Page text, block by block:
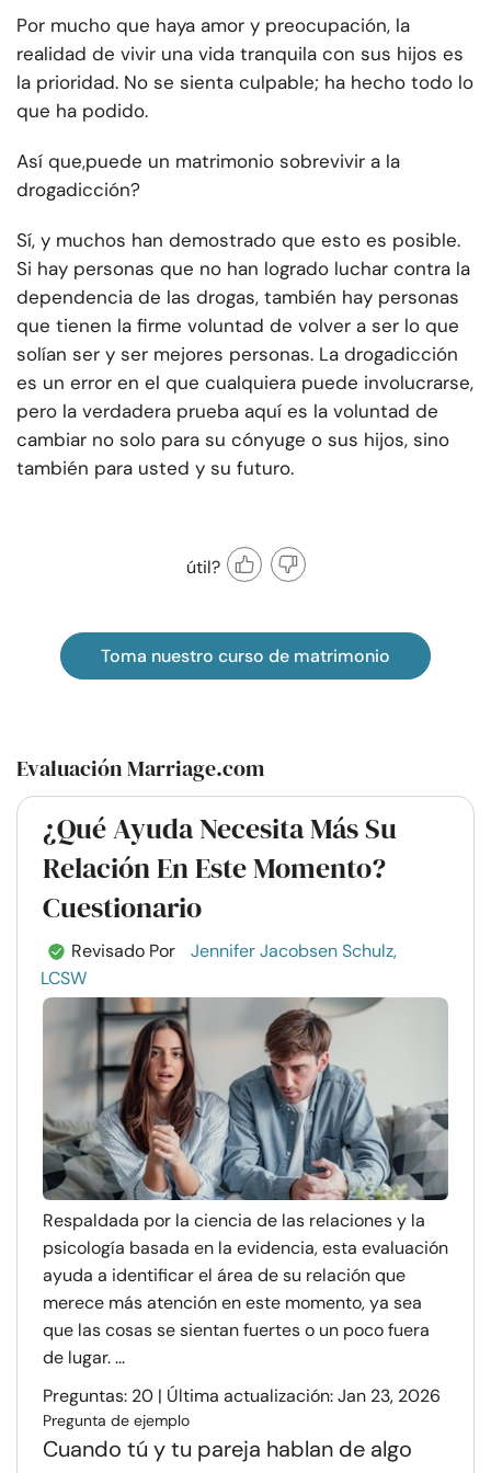
Por mucho que haya amor y preocupación, la
realidad de vivir una vida tranquila con sus hijos es
la prioridad. No se sienta culpable; ha hecho todo lo
que ha podido.
Así que,puede un matrimonio sobrevivir a la
drogadicción?
Sí, y muchos han demostrado que esto es posible.
Si hay personas que no han logrado luchar contra la
dependencia de las drogas, también hay personas
que tienen la firme voluntad de volver a ser lo que
solían ser y ser mejores personas. La drogadicción
es un error en el que cualquiera puede involucrarse,
pero la verdadera prueba aquí es la voluntad de
cambiar no solo para su cónyuge o sus hijos, sino
también para usted y su futuro.
útil?
Toma nuestro curso de matrimonio
Evaluación Marriage.com
¿Qué Ayuda Necesita Más Su
Relación En Este Momento?
Cuestionario
Revisado Por
Jennifer Jacobsen Schulz,
LCSW
Respaldada por la ciencia de las relaciones y la
psicología basada en la evidencia, esta evaluación
ayuda a identificar el área de su relación que
merece más atención en este momento, ya sea
que las cosas se sientan fuertes o un poco fuera
de lugar. ...
Preguntas: 20 | Última actualización: Jan 23, 2026
Pregunta de ejemplo
Cuando tú y tu pareja hablan de algo